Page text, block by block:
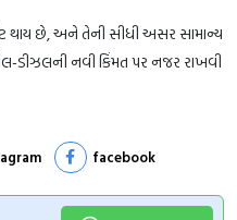
થાય છે, અને તેની સીધી અસર સામાન્ય
ડીઝલની નવી કિંમત પર નજર રાખવી
facebook